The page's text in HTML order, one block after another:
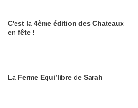
C'est la 4ème édition des Chateaux
en fête !
La Ferme Equi’libre de Sarah